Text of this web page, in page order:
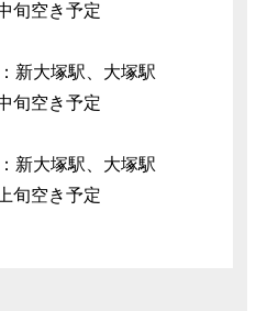
旬空き予定
新大塚駅、大塚駅
旬空き予定
新大塚駅、大塚駅
旬空き予定